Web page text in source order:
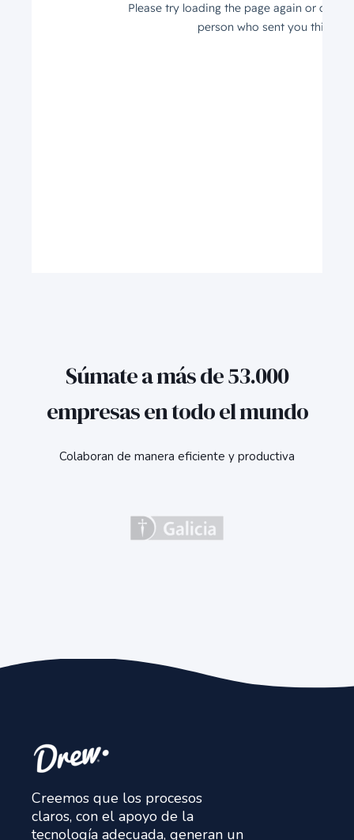
Súmate a más de 53.000
empresas en todo el mundo
Colaboran de manera eficiente y productiva
Creemos que los procesos
claros, con el apoyo de la
tecnología adecuada, generan un